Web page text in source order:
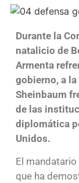
Durante la
natalicio de
Armenta
gobierno, a
Sheinbaum
de las
diplomática
Unidos.
El
que ha